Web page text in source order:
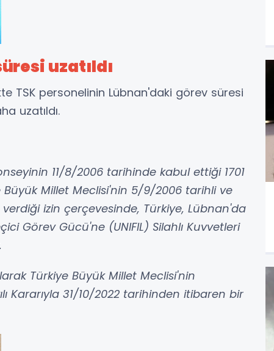
uzatıldı
TSK personelinin Lübnan'daki görev süresi
uzatıldı.
11/8/2006 tarihinde kabul ettiği 1701
Büyük Millet Meclisi'nin 5/9/2006 tarihli ve
verdiği izin çerçevesinde, Türkiye, Lübnan'da
Görev Gücü'ne (UNIFIL) Silahlı Kuvvetleri
Türkiye Büyük Millet Meclisi'nin
Kararıyla 31/10/2022 tarihinden itibaren bir